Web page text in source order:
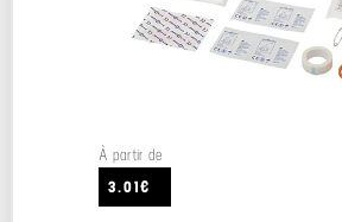
À partir de
3.01€